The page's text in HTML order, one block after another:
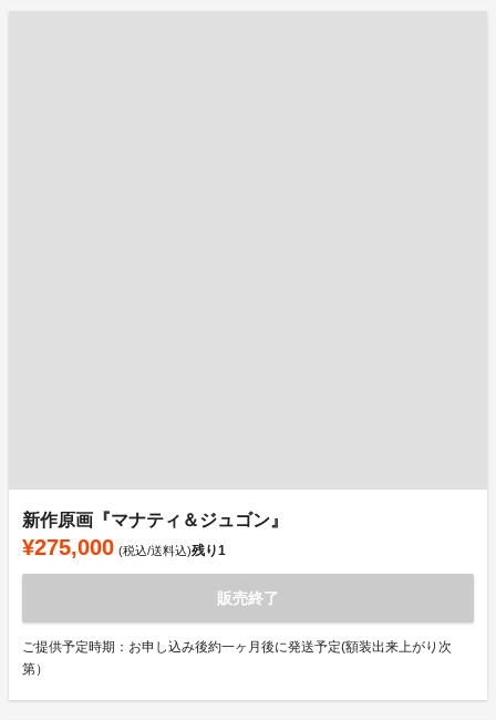
新作原画『マナティ＆ジュゴン』
¥275,000 (税込/送料込)残り1
販売終了
ご提供予定時期：お申し込み後約一ヶ月後に発送予定(額装出来上がり次
第）